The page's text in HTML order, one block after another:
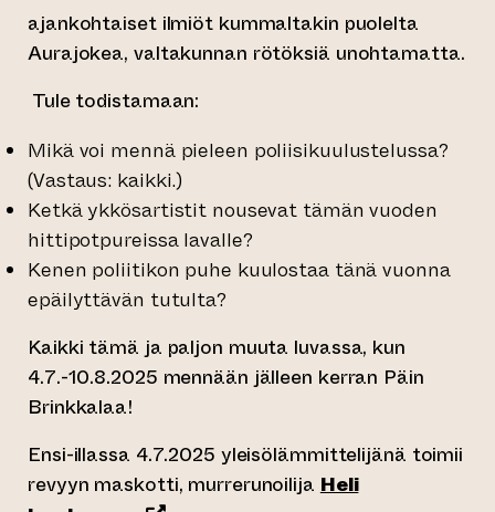
ajankohtaiset ilmiöt kummaltakin puolelta
Aurajokea, valtakunnan rötöksiä unohtamatta.
Tule todistamaan:
Mikä voi mennä pieleen poliisikuulustelussa?
(Vastaus: kaikki.)
Ketkä ykkösartistit nousevat tämän vuoden
hittipotpureissa lavalle?
Kenen poliitikon puhe kuulostaa tänä vuonna
epäilyttävän tutulta?
Kaikki tämä ja paljon muuta luvassa, kun
4.7.-10.8.2025 mennään jälleen kerran Päin
Brinkkalaa!
Ensi-illassa 4.7.2025 yleisölämmittelijänä toimii
revyyn maskotti, murrerunoilijaHeli